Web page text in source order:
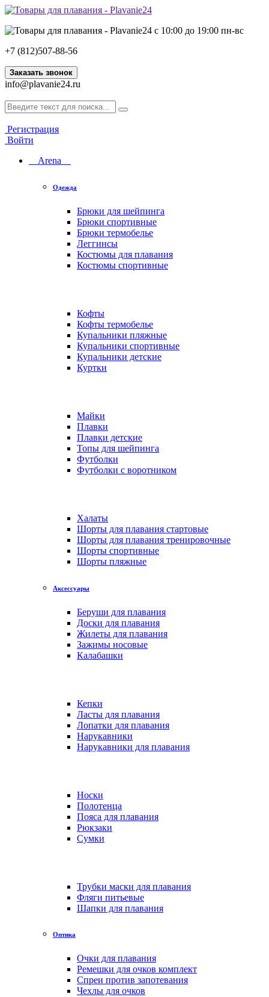
с 10:00 до 19:00 пн-вс
+7 (812)507-88-56
Заказать звонок
info@plavanie24.ru
Регистрация
Войти
Arena
Одежда
Брюки для шейпинга
Брюки спортивные
Брюки термобелье
Леггинсы
Костюмы для плавания
Костюмы спортивные
Кофты
Кофты термобелье
Купальники пляжные
Купальники спортивные
Купальники детские
Куртки
Майки
Плавки
Плавки детские
Топы для шейпинга
Футболки
Футболки с воротником
Халаты
Шорты для плавания стартовые
Шорты для плавания тренировочные
Шорты спортивные
Шорты пляжные
Аксессуары
Беруши для плавания
Доски для плавания
Жилеты для плавания
Зажимы носовые
Калабашки
Кепки
Ласты для плавания
Лопатки для плавания
Нарукавники
Нарукавники для плавания
Носки
Полотенца
Пояса для плавания
Рюкзаки
Сумки
Трубки маски для плавания
Фляги питьевые
Шапки для плавания
Оптика
Очки для плавания
Ремешки для очков комплект
Спреи против запотевания
Чехлы для очков